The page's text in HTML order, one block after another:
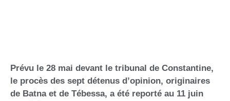
Prévu le 28 mai devant le tribunal de Constantine,
le procès des sept détenus d’opinion, originaires
de Batna et de Tébessa, a été reporté au 11 juin